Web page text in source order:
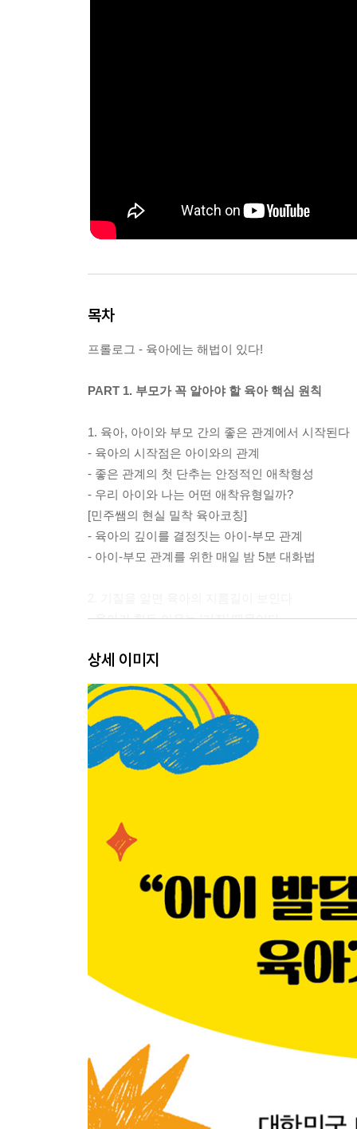
목차
프롤로그 - 육아에는 해법이 있다!
PART 1. 부모가 꼭 알아야 할 육아 핵심 원칙
1. 육아, 아이와 부모 간의 좋은 관계에서 시작된다
- 육아의 시작점은 아이와의 관계
- 좋은 관계의 첫 단추는 안정적인 애착형성
- 우리 아이와 나는 어떤 애착유형일까?
[민주쌤의 현실 밀착 육아코칭]
- 육아의 깊이를 결정짓는 아이-부모 관계
- 아이-부모 관계를 위한 매일 밤 5분 대화법
- 육아가 힘든 이유는 ‘기질’ 때문이다
3. 우리 집만의 육아 원칙을 세워라
- 원칙이 없는 육아는 망하는 지름길이다
- 우리 집 육아 원칙
- 온 가족이 함께 동의하는 원칙 만들기
- 민주쌤 집의 열한 가지 육아 원칙 엿보기
4. 내 아이의 발달 상태를 체크하라
- 아이의 행동 이해하기
- 아이 발달 체크, 선택이 아닌 필수다
- 매달 확인해야 할 우리 아이 발달 사항
5. 지쳐가는 부모, 이대로 괜찮을까?
- 육아의 질은 부모의 스트레스 관리에 달려 있다
- 육아 번아웃, 이렇게 예방하고 극복하자
- 행복하고 건강한 부모가 되기 위한 세 가지 실천
PART 2. 발달 영역별 맞춤 육아 솔루션
1. 신체발달은 모든 발달의 토대다
- 아이의 자조능력, 신체 발달이 먼저다
상세 이미지